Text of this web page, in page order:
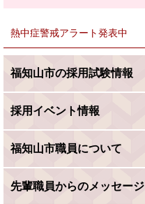
熱中症警戒アラート発表中
福知山市の採用試験情報
採用イベント情報
福知山市職員について
先輩職員からのメッセージ